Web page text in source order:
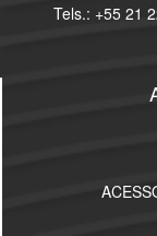
Tels.: +55 21